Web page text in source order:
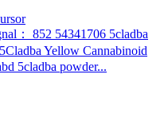
： 852 54341706 5cladba
Yellow Cannabinoid
5cladba powder...